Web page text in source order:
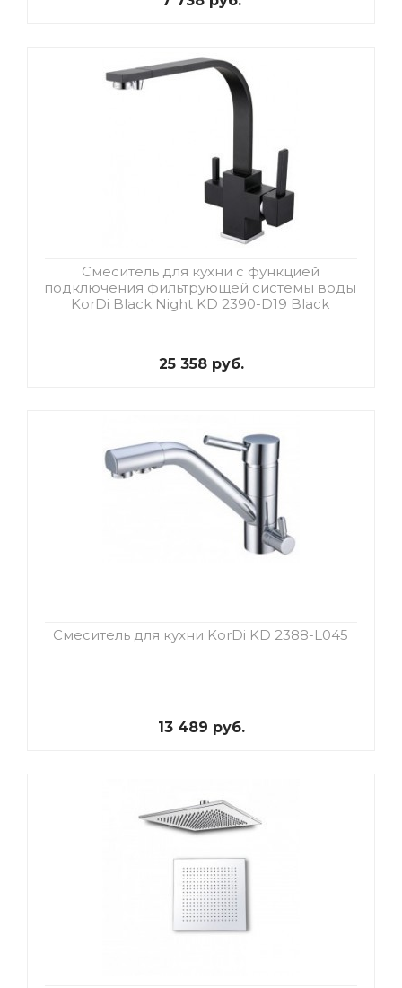
Смеситель для кухни с функцией
подключения фильтрующей системы воды
KorDi Black Night KD 2390-D19 Black
25 358 руб.
Смеситель для кухни KorDi KD 2388-L045
13 489 руб.